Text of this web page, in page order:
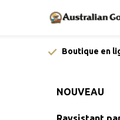
Boutique en
NOUVEAU